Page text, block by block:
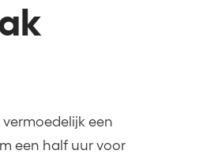
vermoedelijk een
een half uur voor